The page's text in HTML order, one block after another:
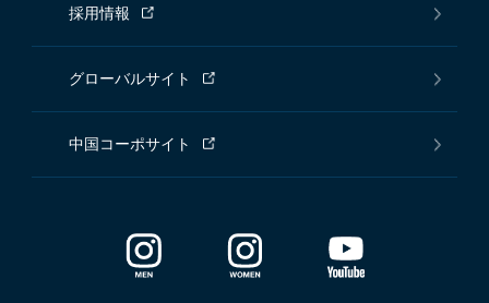
採用情報
グローバルサイト
中国コーポサイト